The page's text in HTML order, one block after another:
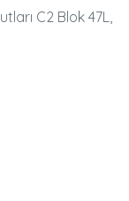
C2 Blok 47L,